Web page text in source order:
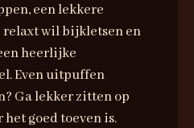
een lekkere
relaxt wil bijkletsen en
heerlijke
Even uitpuffen
Ga lekker zitten op
goed toeven is.